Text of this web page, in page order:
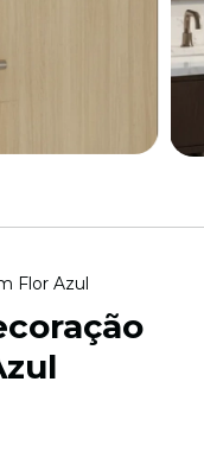
Flor Azul